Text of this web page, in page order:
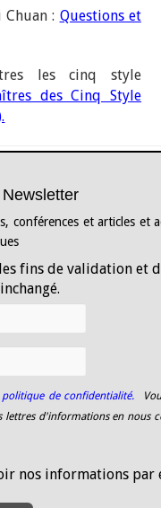
: Questions et
les cinq style
des Cinq Style
conférences et articles et
fins de validation et
de confidentialité.
d'informations en nous
nos informations par